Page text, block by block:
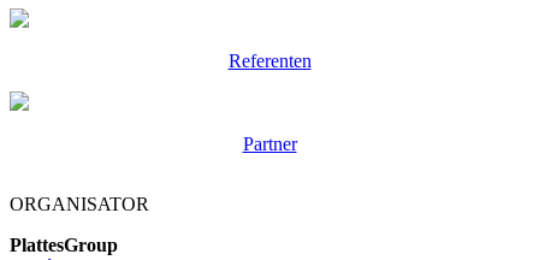
Referenten
Partner
ORGANISATOR
PlattesGroup